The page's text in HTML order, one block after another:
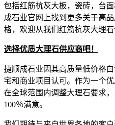
包括红筋杭灰大板，瓷砖，台
成石业官网上找到更多关于高
格，欢迎从我们红筋杭灰大理石
选择优质大理石供应商吧！
捷顺成石业因其高质量低价格
宅和商业项目认可。作为一个
在全球范围内调整大理石要求
100％满意。